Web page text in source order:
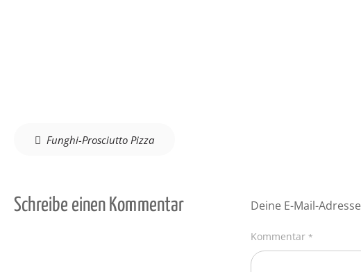
Beitragsnavigation
Funghi-Prosciutto Pizza
Schreibe einen Kommentar Deine E-Mail-
Kommentar *